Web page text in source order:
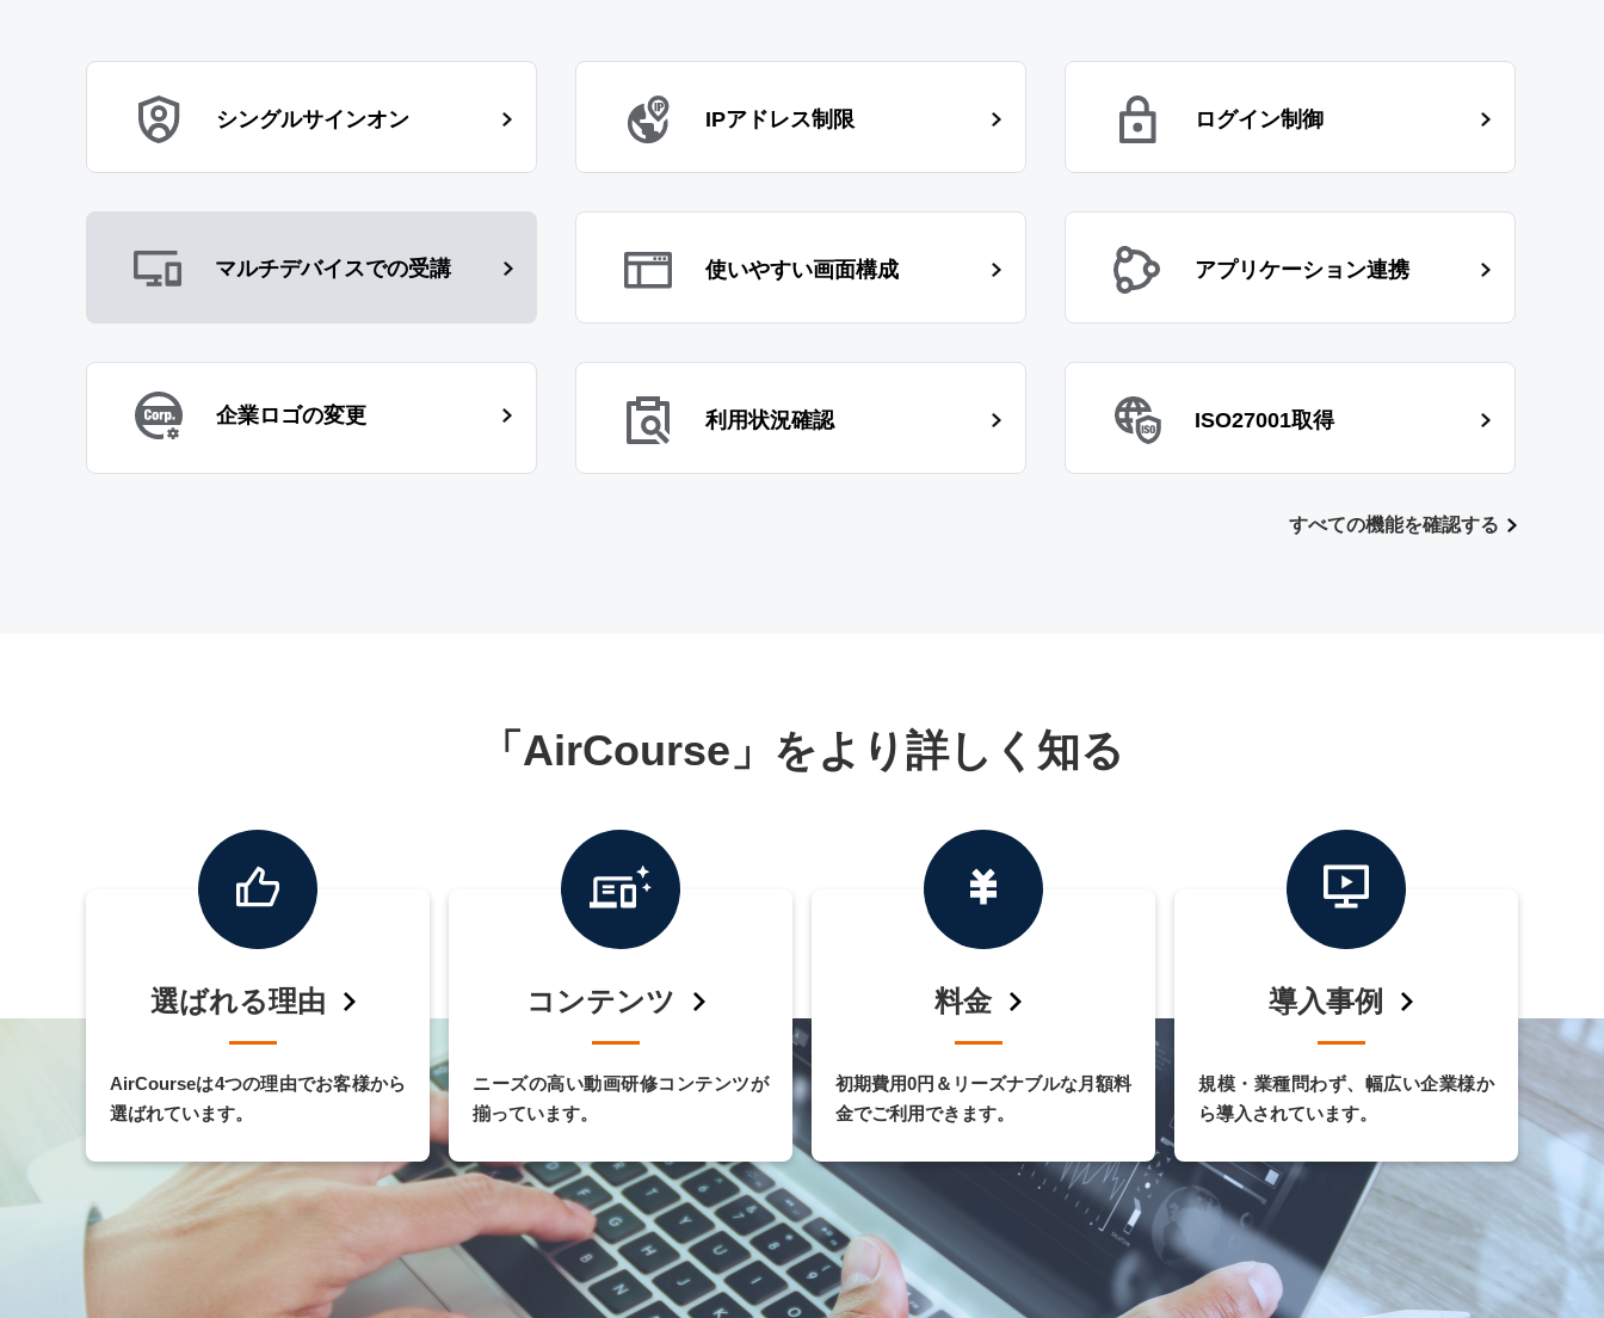
シングルサインオン IPアドレス制限 ログイン制御
マルチデバイスでの受講 使いやすい画面構成 アプリケーション連携
企業ロゴの変更 利用状況確認 ISO27001取得
すべての機能を確認する
「AirCourse」をより詳しく知る
選ばれる理由
AirCourseは4つの理由でお客様から
選ばれています。
コンテンツ
ニーズの高い動画研修コンテンツが
揃っています。
料金
初期費用0円＆リーズナブルな月額料
金でご利用できます。
導入事例
規模・業種問わず、幅広い企業様か
ら導入されています。